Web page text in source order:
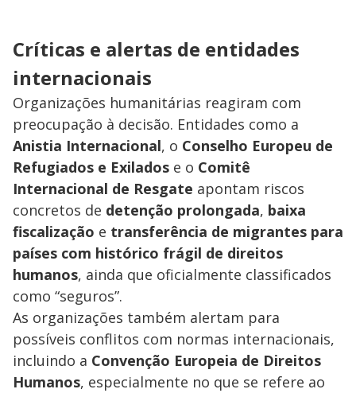
Críticas e alertas de entidades
internacionais
Organizações humanitárias reagiram com
preocupação à decisão. Entidades como a
Anistia Internacional, o Conselho Europeu de
Refugiados e Exilados e o Comitê
Internacional de Resgate apontam riscos
concretos de detenção prolongada, baixa
fiscalização e transferência de migrantes para
países com histórico frágil de direitos
humanos, ainda que oficialmente classificados
como “seguros”.
As organizações também alertam para
possíveis conflitos com normas internacionais,
incluindo a Convenção Europeia de Direitos
Humanos, especialmente no que se refere ao